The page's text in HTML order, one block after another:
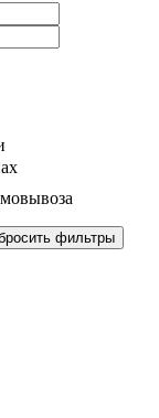
фильтры